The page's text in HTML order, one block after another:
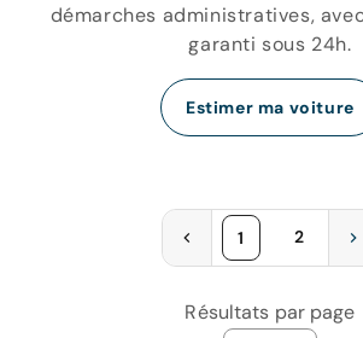
démarches administratives,
garanti sous 24h.
Estimer ma voiture
1 2
Résultats par page